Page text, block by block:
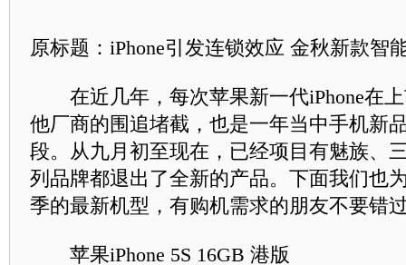
原标题：iPhone引发连锁效应 金秋新款智
在近几年，每次苹果新一代iPhone在上
他厂商的围追堵截，也是一年当中手机新
段。从九月初至现在，已经项目有魅族、
列品牌都退出了全新的产品。下面我们也
季的最新机型，有购机需求的朋友不要错
苹果iPhone 5S 16GB 港版